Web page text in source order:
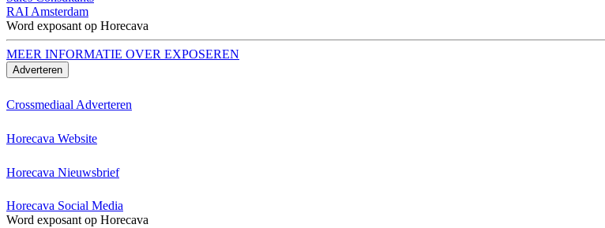
RAI Amsterdam
Word exposant op Horecava
MEER INFORMATIE OVER EXPOSEREN
Adverteren
Crossmediaal Adverteren
Horecava Website
Horecava Nieuwsbrief
Horecava Social Media
Word exposant op Horecava